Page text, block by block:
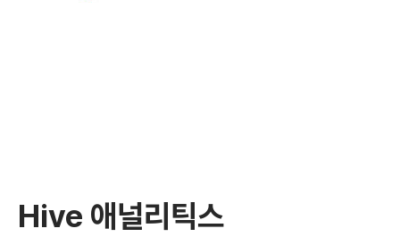
Hive 애널리틱스